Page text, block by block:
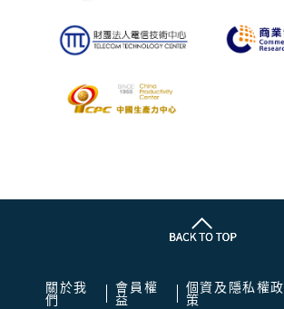
關於我
們
會員權
益
個資及隱私權政
策